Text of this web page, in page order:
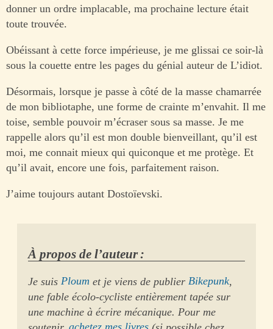
donner un ordre implacable, ma prochaine lecture était
toute trouvée.
Obéissant à cette force impérieuse, je me glissai ce soir-là
sous la couette entre les pages du génial auteur de L’idiot.
Désormais, lorsque je passe à côté de la masse chamarrée
de mon bibliotaphe, une forme de crainte m’envahit. Il me
toise, semble pouvoir m’écraser sous sa masse. Je me
rappelle alors qu’il est mon double bienveillant, qu’il est
moi, me connait mieux qui quiconque et me protège. Et
qu’il avait, encore une fois, parfaitement raison.
J’aime toujours autant Dostoïevski.
À propos de l’auteur :
Je suisPloum et je viens de publierBikepunk,
une fable écolo-cycliste entièrement tapée sur
une machine à écrire mécanique. Pour me